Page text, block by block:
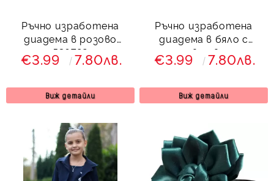
Ръчно изработена
диадема в розово
536782
€3.99 7.80лв.
Виж детайли
Ръчно изработена
диадема в бяло с
розови цветя
€3.99 7.80лв.
Виж детайли